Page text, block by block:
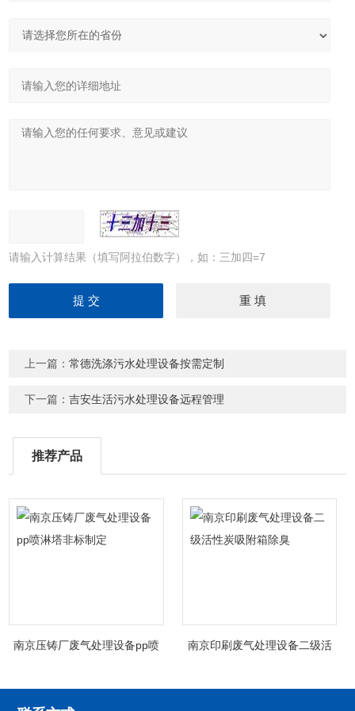
请输入计算结果（填写阿拉伯数字），如：三加四=7
上一篇：常德洗涤污水处理设备按需定制
下一篇：吉安生活污水处理设备远程管理
推荐产品
南京压铸厂废气处理设备pp喷
南京印刷废气处理设备二级活